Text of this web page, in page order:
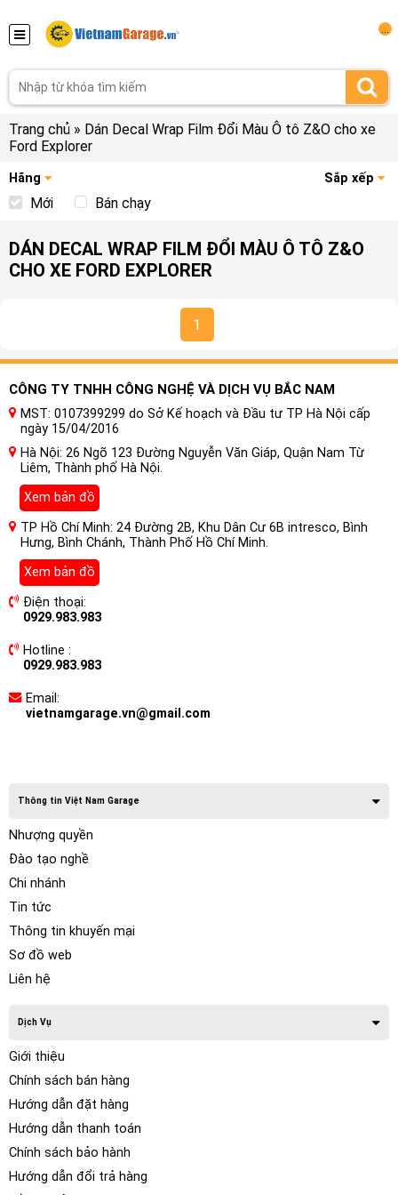
Trang chủ » Dán Decal Wrap Film Đổi Màu Ô tô Z&O cho xe
Ford Explorer
Hãng Sắp xếp
Mới Bán chạy
DÁN DECAL WRAP FILM ĐỔI MÀU Ô TÔ Z&O
CHO XE FORD EXPLORER
1
CÔNG TY TNHH CÔNG NGHỆ VÀ DỊCH VỤ BẮC NAM
MST: 0107399299 do Sở Kế hoạch và Đầu tư TP Hà Nội cấp
ngày 15/04/2016
Hà Nội: 26 Ngõ 123 Đường Nguyễn Văn Giáp, Quận Nam Từ
Liêm, Thành phố Hà Nội.
Xem bản đồ
TP Hồ Chí Minh: 24 Đường 2B, Khu Dân Cư 6B intresco, Bình
Hưng, Bình Chánh, Thành Phố Hồ Chí Minh.
Xem bản đồ
Điện thoại:
0929.983.983
Hotline :
0929.983.983
Email:
vietnamgarage.vn@gmail.com
Thông tin Việt Nam Garage
Nhượng quyền
Đào tạo nghề
Chi nhánh
Tin tức
Thông tin khuyến mại
Sơ đồ web
Liên hệ
Dịch Vụ
Giới thiệu
Chính sách bán hàng
Hướng dẫn đặt hàng
Hướng dẫn thanh toán
Chính sách bảo hành
Hướng dẫn đổi trả hàng